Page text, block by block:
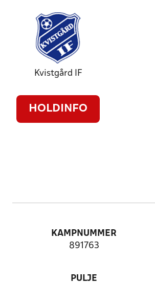
Kvistgård IF
HOLDINFO
KAMPNUMMER
891763
PULJE